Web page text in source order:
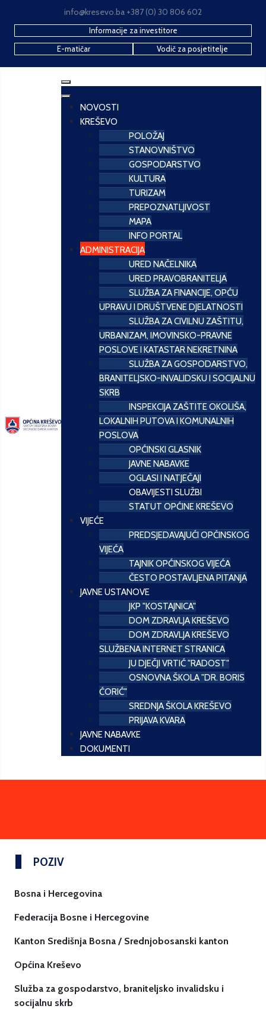
info@kresevo.ba +387 (0) 30 806 602
Informacije za investitore
E-matičar
Vodič za posjetitelje
NOVOSTI
KREŠEVO
POLOŽAJ
STANOVNIŠTVO
GOSPODARSTVO
KULTURA
TURIZAM
PREPOZNATLJIVOST
MAPA
INFO PORTAL
ADMINISTRACIJA
URED NAČELNIKA
URED PRAVOBRANITELJA
SLUŽBA ZA FINANCIJE, OPĆU
UPRAVU I DRUŠTVENE DJELATNOSTI
SLUŽBA ZA CIVILNU ZAŠTITU,
URBANIZAM, IMOVINSKO-PRAVNE
POSLOVE I KATASTAR NEKRETNINA
SLUŽBA ZA GOSPODARSTVO,
BRANITELJSKO-INVALIDSKU I SOCIJALNU
SKRB
INSPEKCIJA ZAŠTITE OKOLIŠA,
LOKALNIH PUTOVA I KOMUNALNIH
POSLOVA
OPĆINSKI GLASNIK
JAVNE NABAVKE
OGLASI I NATJEČAJI
OBAVIJESTI SLUŽBI
STATUT OPĆINE KREŠEVO
VIJEĆE
PREDSJEDAVAJUĆI OPĆINSKOG
VIJEĆA
TAJNIK OPĆINSKOG VIJEĆA
ČESTO POSTAVLJENA PITANJA
JAVNE USTANOVE
JKP "KOSTAJNICA"
DOM ZDRAVLJA KREŠEVO
DOM ZDRAVLJA KREŠEVO
SLUŽBENA INTERNET STRANICA
JU DJEČJI VRTIĆ "RADOST"
OSNOVNA ŠKOLA "DR. BORIS
ĆORIĆ"
SREDNJA ŠKOLA KREŠEVO
PRIJAVA KVARA
JAVNE NABAVKE
DOKUMENTI
POZIV
Bosna i Hercegovina
Federacija Bosne i Hercegovine
Kanton Središnja Bosna / Srednjobosanski kanton
Općina Kreševo
Služba za gospodarstvo, braniteljsko invalidsku i
socijalnu skrb